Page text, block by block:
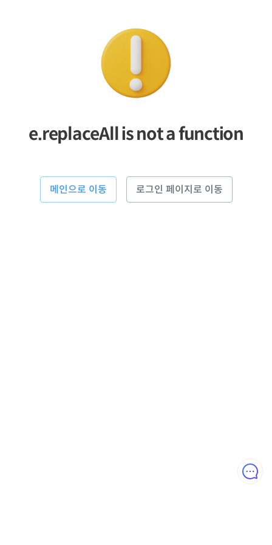
e.replaceAll is not a function
메인으로 이동 로그인 페이지로 이동